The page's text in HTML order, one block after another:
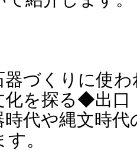
器づくりに使
化を探る◆出口
時代や縄文時
。